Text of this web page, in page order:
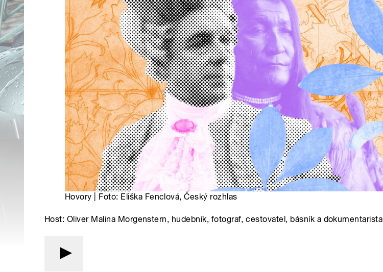
Hovory | Foto: Eliška Fenclová, Český rozhlas
Host: Oliver Malina Morgenstern, hudebník, fotograf, cestovatel, básník a dokumentarista